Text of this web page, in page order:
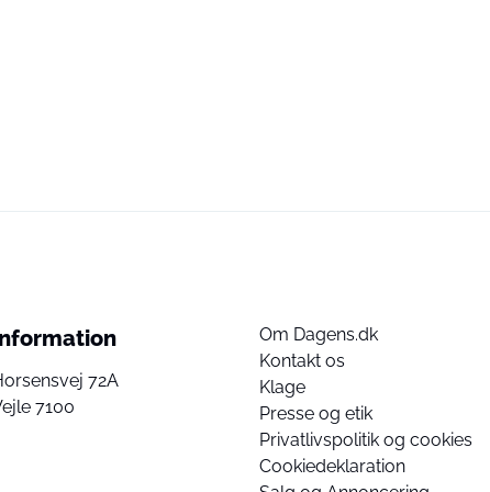
72A
7100
Om Dagens.dk
Kontakt os
Klage
Presse og etik
Privatlivspolitik og cookies
Cookiedeklaration